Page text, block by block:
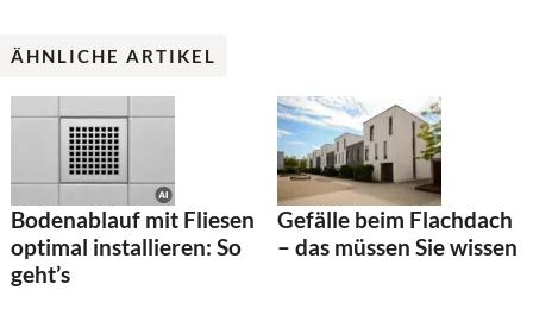
ÄHNLICHE ARTIKEL
Bodenablauf mit Fliesen
optimal installieren: So
geht’s
Gefälle beim Flachdach
– das müssen Sie wissen